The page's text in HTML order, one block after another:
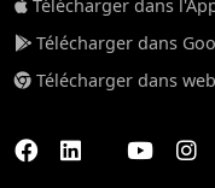
Télécharger dans
Télécharger dans
Télécharger dans